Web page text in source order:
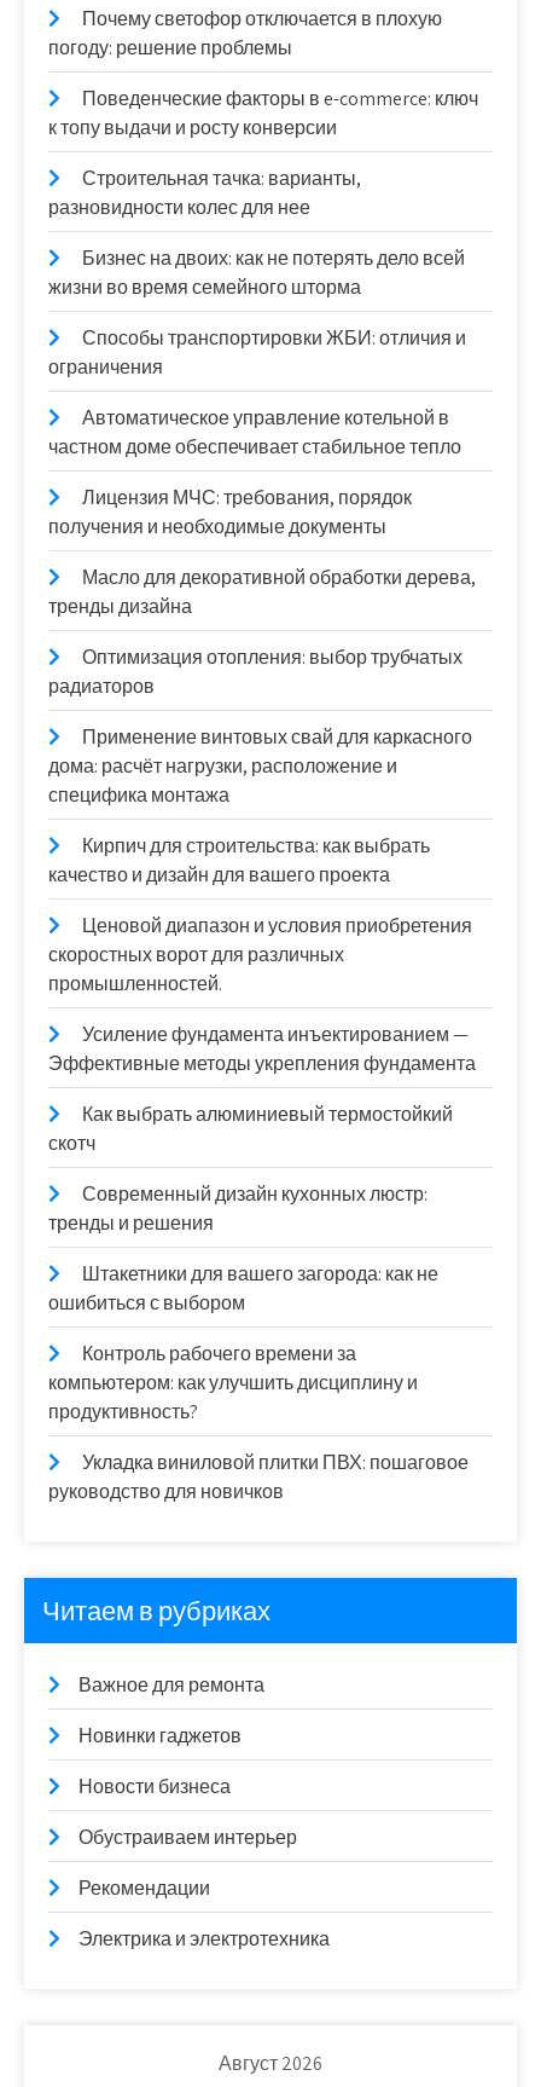
Почему светофор отключается в плохую
погоду: решение проблемы
Поведенческие факторы в e-commerce: ключ
к топу выдачи и росту конверсии
Строительная тачка: варианты,
разновидности колес для нее
Бизнес на двоих: как не потерять дело всей
жизни во время семейного шторма
Способы транспортировки ЖБИ: отличия и
ограничения
Автоматическое управление котельной в
частном доме обеспечивает стабильное тепло
Лицензия МЧС: требования, порядок
получения и необходимые документы
Масло для декоративной обработки дерева,
тренды дизайна
Оптимизация отопления: выбор трубчатых
радиаторов
Применение винтовых свай для каркасного
дома: расчёт нагрузки, расположение и
специфика монтажа
Кирпич для строительства: как выбрать
качество и дизайн для вашего проекта
Ценовой диапазон и условия приобретения
скоростных ворот для различных
промышленностей.
Усиление фундамента инъектированием —
Эффективные методы укрепления фундамента
Как выбрать алюминиевый термостойкий
скотч
Современный дизайн кухонных люстр:
тренды и решения
Штакетники для вашего загорода: как не
ошибиться с выбором
Контроль рабочего времени за
компьютером: как улучшить дисциплину и
продуктивность?
Укладка виниловой плитки ПВХ: пошаговое
руководство для новичков
Читаем в рубриках
Важное для ремонта
Новинки гаджетов
Новости бизнеса
Обустраиваем интерьер
Рекомендации
Электрика и электротехника
Август 2026